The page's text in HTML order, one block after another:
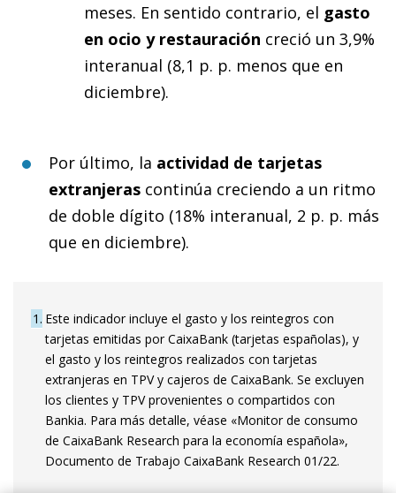
meses. En sentido contrario, el gasto
en ocio y restauración creció un 3,9%
interanual (8,1 p. p. menos que en
diciembre).
Por último, la actividad de tarjetas
extranjeras continúa creciendo a un ritmo
de doble dígito (18% interanual, 2 p. p. más
que en diciembre).
1 Este indicador incluye el gasto y los reintegros con
tarjetas emitidas por CaixaBank (tarjetas españolas), y
el gasto y los reintegros realizados con tarjetas
extranjeras en TPV y cajeros de CaixaBank. Se excluyen
los clientes y TPV provenientes o compartidos con
Bankia. Para más detalle, véase «Monitor de consumo
de CaixaBank Research para la economía española»,
Documento de Trabajo CaixaBank Research 01/22.